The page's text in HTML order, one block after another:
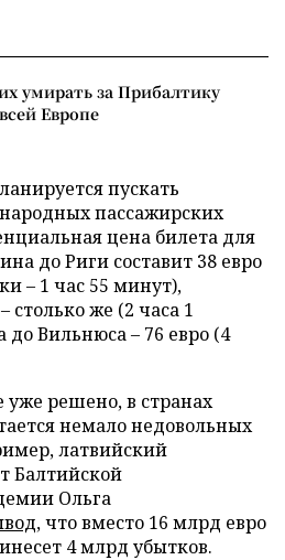
умирать за Прибалтику
Европе
пускать
пассажирских
цена билета для
до Риги составит 38 евро
– 1 час 55 минут),
столько же (2 часа 1
до Вильнюса – 76 евро (4
уже решено, в странах
немало недовольных
латвийский
Балтийской
Ольга
, что вместо 16 млрд евро
4 млрд убытков.